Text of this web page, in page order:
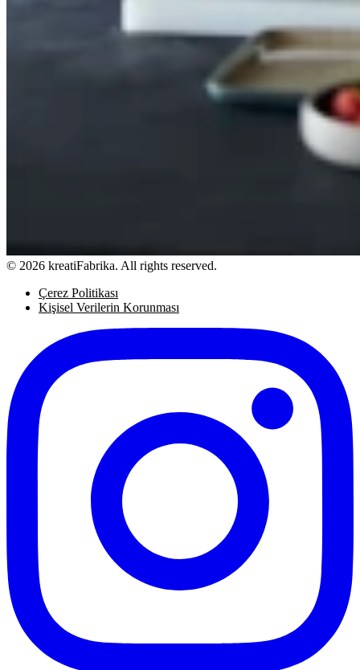
© 2026 kreatiFabrika. All rights reserved.
Çerez Politikası
Kişisel Verilerin Korunması